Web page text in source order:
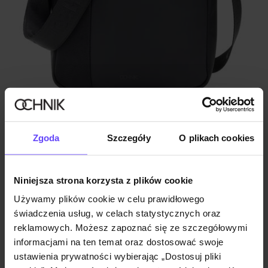
Zgoda Szczegóły O plikach cookies
Niniejsza strona korzysta z plików cookie
Używamy plików cookie w celu prawidłowego
świadczenia usług, w celach statystycznych oraz
reklamowych. Możesz zapoznać się ze szczegółowymi
informacjami na ten temat oraz dostosować swoje
ustawienia prywatności wybierając „Dostosuj pliki
Męska torba miejska w kolorze czarnym
5.0 (3)